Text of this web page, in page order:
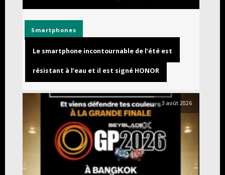
Smartphones
Le smartphone incontournable de l’été est
résistant à l’eau et il est signé HONOR
3 août 2026